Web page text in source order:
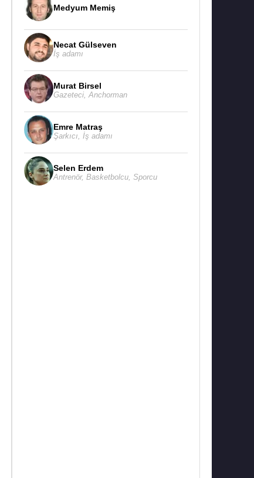
Medyum Memiş
Necat Gülseven
İş adamı
Murat Birsel
Gazeteci Anchorman
Emre Matraş
Şarkıcı İş adamı
Selen Erdem
Antrenör, Basketbolcu Sporcu